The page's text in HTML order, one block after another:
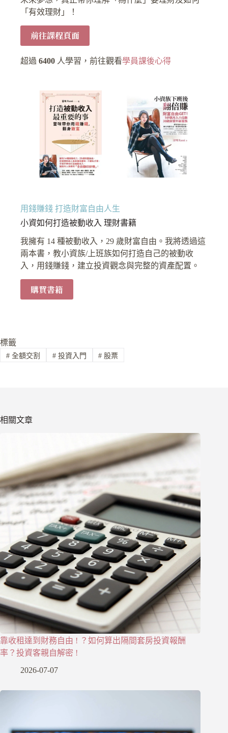
「有效理財」！
前往課程頁面
超過6400 人學習，前往觀看學員課後心得
用錢賺錢 打造財富自由人生
小資如何打造被動收入 理財書籍
我擁有 14 種被動收入，29 歲財富自由。我將透過這
兩本書，教小資族/上班族如何打造自己的被動收
入，用錢賺錢，建立投資觀念與完整的資產配置。
購買書籍
標籤
#全額交割 #投資入門 # 股票
相關文章
靠收租達到財務自由 ! ？如何算出隔間套房投資報酬
率？投資客親自解密 !
2026-07-07